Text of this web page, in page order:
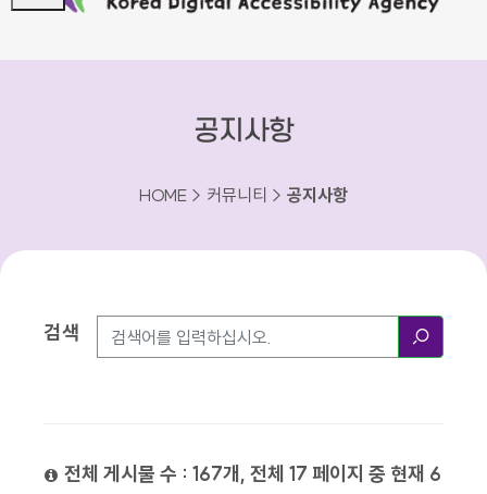
공지사항
HOME > 커뮤니티 > 공지사항
검색방법
검색
전체 게시물 수 : 167개, 전체 17 페이지 중 현재 6